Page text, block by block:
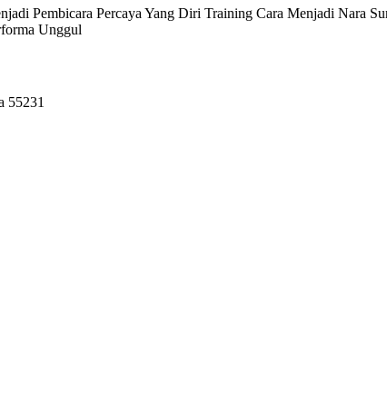
Pembicara Percaya Yang Diri Training Cara Menjadi Nara
Unggul
55231